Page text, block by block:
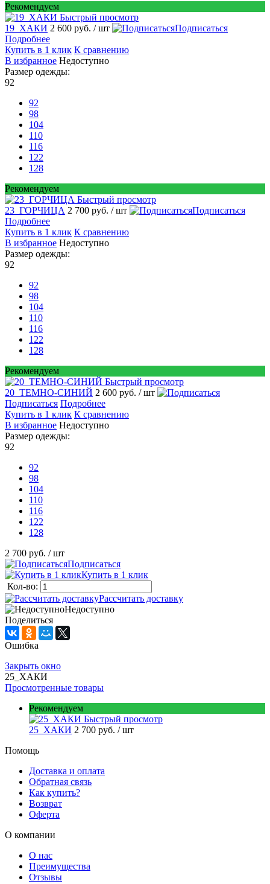
Рекомендуем
Быстрый просмотр
19_ХАКИ 2 600 руб. / шт
Подписаться
Подробнее
Купить в 1 клик К сравнению
В избранное Недоступно
Размер одежды:
92
92
98
104
110
116
122
128
Рекомендуем
Быстрый просмотр
23_ГОРЧИЦА 2 700 руб. / шт
Подписаться
Подробнее
Купить в 1 клик К сравнению
В избранное Недоступно
Размер одежды:
92
92
98
104
110
116
122
128
Рекомендуем
Быстрый просмотр
20_ТЕМНО-СИНИЙ 2 600 руб. / шт
Подписаться Подробнее
Купить в 1 клик К сравнению
В избранное Недоступно
Размер одежды:
92
92
98
104
110
116
122
128
2 700 руб. / шт
Подписаться
Купить в 1 клик
Кол-во:
Рассчитать доставку
Недоступно
Поделиться
Ошибка
Закрыть окно
25_ХАКИ
Просмотренные товары
Рекомендуем
Быстрый просмотр
25_ХАКИ 2 700 руб. / шт
Помощь
Доставка и оплата
Обратная связь
Как купить?
Возврат
Оферта
О компании
О нас
Преимущества
Отзывы